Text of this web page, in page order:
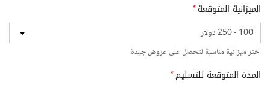
الميزانية المتوقعة*
اختر ميزانية مناسبة لتحصل على عروض جيدة
المدة المتوقعة للتسليم*